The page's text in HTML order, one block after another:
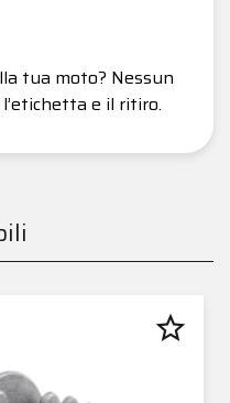
tua moto? Nessun
e il ritiro.
star_border